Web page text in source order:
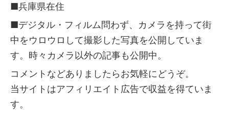
■兵庫県在住
■デジタル・フィルム問わず、カメラを持って街
中をウロウロして撮影した写真を公開していま
す。時々カメラ以外の記事も公開中。
コメントなどありましたらお気軽にどうぞ。
当サイトはアフィリエイト広告で収益を得ていま
す。